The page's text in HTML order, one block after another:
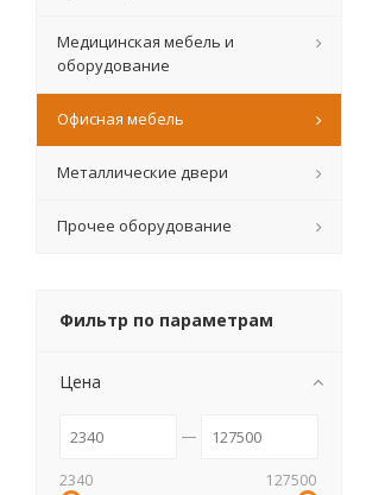
Медицинская мебель и
оборудование
Офисная мебель
Металлические двери
Прочее оборудование
Фильтр по параметрам
Цена
2340 127500